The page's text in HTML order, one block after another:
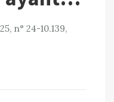
n° 24-10.139,